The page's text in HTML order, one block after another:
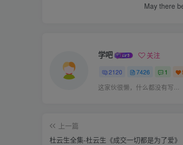
May there
学吧 关注
2120 7426 1
这家伙很懒，什么都没有写...
上一篇
杜云生全集-杜云生《成交一切都是为了爱》